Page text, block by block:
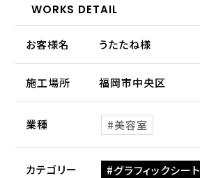
WORKS DETAIL
お客様名 うたたね様
施工場所 福岡市中央区
業種 美容室
カテゴリー グラフィックシート